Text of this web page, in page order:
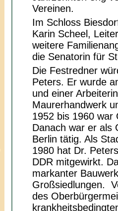
Vereinen.
Im Schloss
Karin Scheel,
weitere
die Senatorin für
Die Festredner
Peters. Er wurde
und einer
Maurerhandwerk
1952 bis 1960 war
Danach war er als
Berlin tätig. Als
1980 hat Dr.
DDR mitgewirkt.
markanter
Großsiedlungen.
des